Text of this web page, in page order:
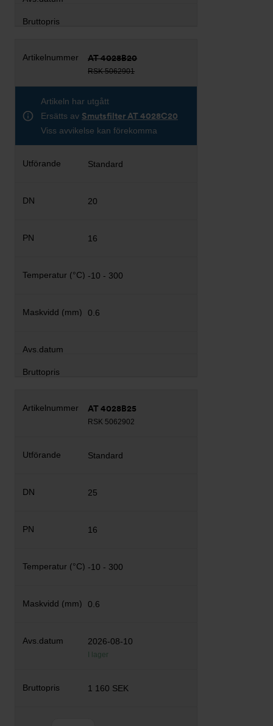
AT 4028B20
RSK 5062901
Artikeln har utgått
Ersätts av Smutsfilter AT 4028C20
Viss avvikelse kan förekomma
Standard
20
16
-10 - 300
0.6
AT 4028B25
RSK 5062902
Standard
25
16
-10 - 300
0.6
2026-08-10
I lager
1 160 SEK